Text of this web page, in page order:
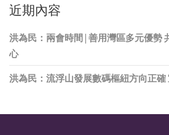
近期內容
洪為民：兩會時間 | 善用灣區多元優勢
心
洪為民：流浮山發展數碼樞紐方向正確